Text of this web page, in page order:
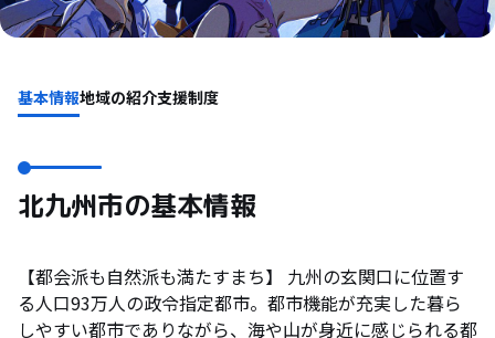
基本情報地域の紹介支援制度
北九州市の基本情報
【都会派も自然派も満たすまち】 九州の玄関口に位置す
る人口93万人の政令指定都市。都市機能が充実した暮ら
しやすい都市でありながら、海や山が身近に感じられる都